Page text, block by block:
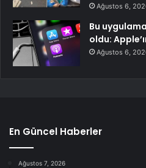
Ağustos 6,
Bu
oldu:
Ağustos 6,
En Güncel Haberler
Ağustos 7, 2026